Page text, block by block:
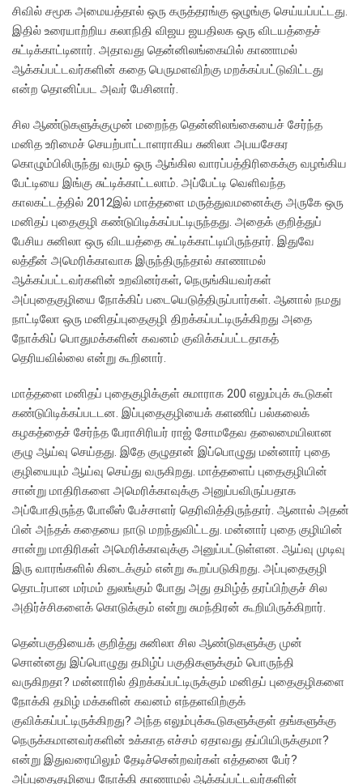
சிவில் சமூக அமையத்தால் ஒரு கருத்தரங்கு ஒழுங்கு செய்யப்பட்டது.
இதில் உரையாற்றிய கலாநிதி விஜய ஜயதிலக ஒரு விடயத்தைச்
சுட்டிக்காட்டினார். அதாவது தென்னிலங்கையில் காணாமல்
ஆக்கப்பட்டவர்களின் கதை பெருமளவிற்கு மறக்கப்பட்டுவிட்டது
என்ற தொனிப்பட அவர் பேசினார்.
சில ஆண்டுகளுக்குமுன் மறைந்த தென்னிலங்கையைச் சேர்ந்த
மனித உரிமைச் செயற்பாட்டாளராகிய சுனிலா அபயசேகர
கொழும்பிலிருந்து வரும் ஒரு ஆங்கில வாரப்பத்திரிகைக்கு வழங்கிய
பேட்டியை இங்கு சுட்டிக்காட்டலாம். அப்பேட்டி வெளிவந்த
காலகட்டத்தில் 2012இல் மாத்தளை மருத்துவமனைக்கு அருகே ஒரு
மனிதப் புதைகுழி கண்டுபிடிக்கப்பட்டிருந்தது. அதைக் குறித்துப்
பேசிய சுனிலா ஒரு விடயத்தை சுட்டிக்காட்டியிருந்தார். இதுவே
லத்தீன் அமெரிக்காவாக இருந்திருந்தால் காணாமல்
ஆக்கப்பட்டவர்களின் உறவினர்கள், நெருங்கியவர்கள்
அப்புதைகுழியை நோக்கிப் படையெடுத்திருப்பார்கள். ஆனால் நமது
நாட்டிலோ ஒரு மனிதப்புதைகுழி திறக்கப்பட்டிருக்கிறது அதை
நோக்கிப் பொதுமக்களின் கவனம் குவிக்கப்பட்டதாகத்
தெரியவில்லை என்று கூறினார்.
மாத்தளை மனிதப் புதைகுழிக்குள் சுமாராக 200 எலும்புக் கூடுகள்
கண்டுபிடிக்கப்படடன. இப்புதைகுழியைக் களணிப் பல்கலைக்
கழகத்தைச் சேர்ந்த பேராசிரியர் ராஜ் சோமதேவ தலைமையிலான
குழு ஆய்வு செய்தது. இதே குழுதான் இப்பொழுது மன்னார் புதை
குழியையும் ஆய்வு செய்து வருகிறது. மாத்தளைப் புதைகுழியின்
சான்று மாதிரிகளை அமெரிக்காவுக்கு அனுப்பவிருப்பதாக
அப்போதிருந்த போலீஸ் பேச்சாளர் தெரிவித்திருந்தார். ஆனால் அதன்
பின் அந்தக் கதையை நாடு மறந்துவிட்டது. மன்னார் புதை குழியின்
சான்று மாதிரிகள் அமெரிக்காவுக்கு அனுப்பட்டுள்ளன. ஆய்வு முடிவு
இரு வாரங்களில் கிடைக்கும் என்று கூறப்படுகிறது. அப்புதைகுழி
தொடர்பான மர்மம் துலங்கும் போது அது தமிழ்த் தரப்பிற்குச் சில
அதிர்ச்சிகளைக் கொடுக்கும் என்று சுமந்திரன் கூறியிருக்கிறார்.
தென்பகுதியைக் குறித்து சுனிலா சில ஆண்டுகளுக்கு முன்
சொன்னது இப்பொழுது தமிழ்ப் பகுதிகளுக்கும் பொருந்தி
வருகிறதா? மன்னாரில் திறக்கப்பட்டிருக்கும் மனிதப் புதைகுழிகளை
நோக்கி தமிழ் மக்களின் கவனம் எந்தளவிற்குக்
குவிக்கப்பட்டிருக்கிறது? அந்த எலும்புக்கூடுகளுக்குள் தங்களுக்கு
நெருக்கமானவர்களின் உக்காத எச்சம் ஏதாவது தப்பியிருக்குமா?
என்று இதுவரையிலும் தேடிச்சென்றவர்கள் எத்தனை பேர்?
அப்புதைகுழியை நோக்கி காணாமல் ஆக்கப்பட்டவர்களின்